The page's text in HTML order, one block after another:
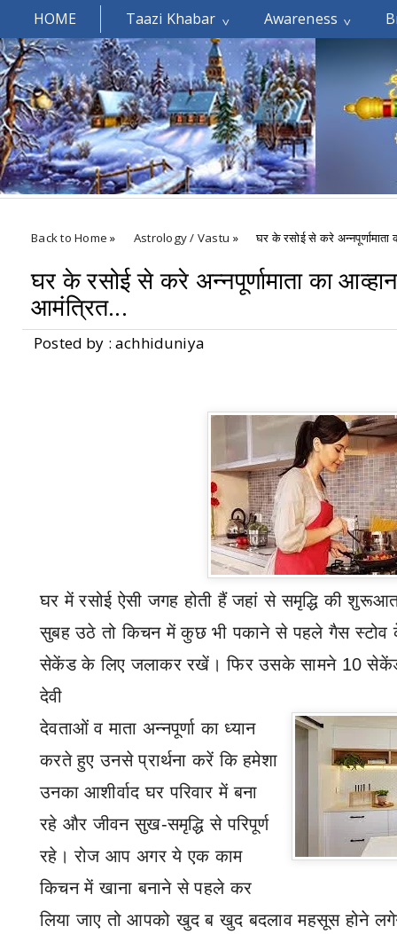
HOME Taazi Khabar Awareness
Welcomes You.....
Back to Home » Astrology / Vastu » घर के रसोई से करे
घर के रसोई से करे अन्नपूर्णामाता का
आमंत्रित...
Posted by : achhiduniya
घर मेंरसोई ऐसी जगह होती हैं जहां से समृद्धि की
सुबह उठेतो किचन में कुछ भी पकाने से पहले गैस स्टोव
सेकेंड के लिए जलाकर रखें। फिर उसके सामने 10
देवी
देवताओंव माता अन्नपूर्णा का ध्यान
करते हुए उनसे प्रार्थना करें कि हमेशा
उनका आशीर्वाद घरपरिवार में बना
रहे और जीवन सुख-समृद्धि से परिपूर्ण
रहे। रोज आप अगर ये एक काम
किचन में खाना बनाने से पहले कर
लिया जाए तो आपको खुद ब खुद बदलाव महसूस होने